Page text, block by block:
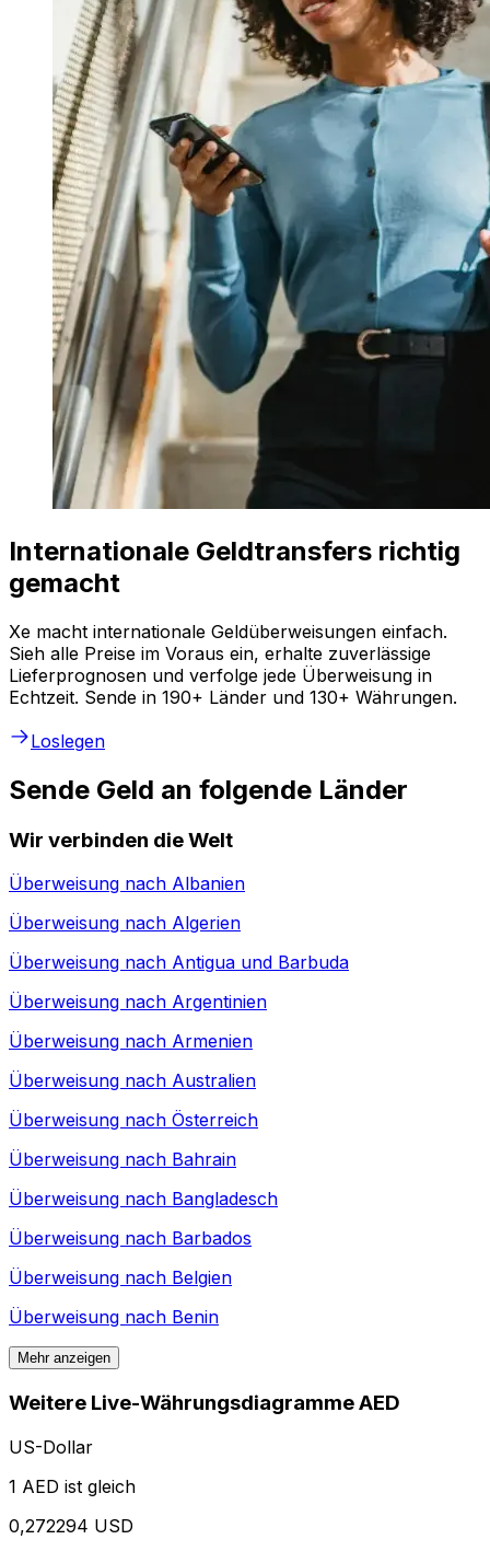
Internationale Geldtransfers richtig
gemacht
Xe macht internationale Geldüberweisungen einfach.
Sieh alle Preise im Voraus ein, erhalte zuverlässige
Lieferprognosen und verfolge jede Überweisung in
Echtzeit. Sende in 190+ Länder und 130+ Währungen.
Loslegen
Sende Geld an folgende Länder
Wir verbinden die Welt
Überweisung nach Albanien
Überweisung nach Algerien
Überweisung nach Antigua und Barbuda
Überweisung nach Argentinien
Überweisung nach Armenien
Überweisung nach Australien
Überweisung nach Österreich
Überweisung nach Bahrain
Überweisung nach Bangladesch
Überweisung nach Barbados
Überweisung nach Belgien
Überweisung nach Benin
Mehr anzeigen
Weitere Live-Währungsdiagramme AED
US-Dollar
1 AED ist gleich
0,272294 USD